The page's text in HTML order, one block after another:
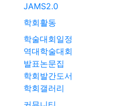
JAMS2.0
학회활동
학술대회일정
역대학술대회
발표논문집
학회발간도서
학회갤러리